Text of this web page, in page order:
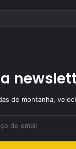
de montanha,